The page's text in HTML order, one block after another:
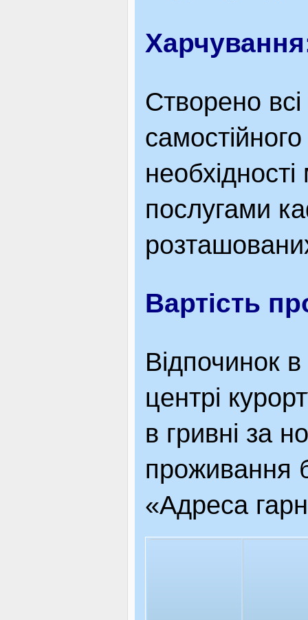
Створено
послугами
Вартість
Відпочинок
центрі
в гривні за
проживання
«Адреса